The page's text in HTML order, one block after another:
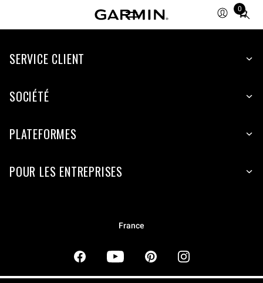
0
Total
items
cart:
SERVICE CLIENT
SOCIÉTÉ
PLATEFORMES
POUR LES ENTREPRISES
France